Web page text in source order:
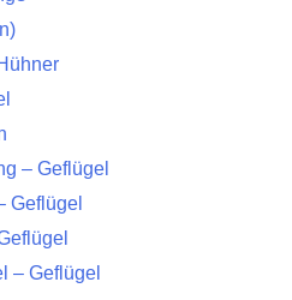
– Geflügel
Geflügel
– Geflügel